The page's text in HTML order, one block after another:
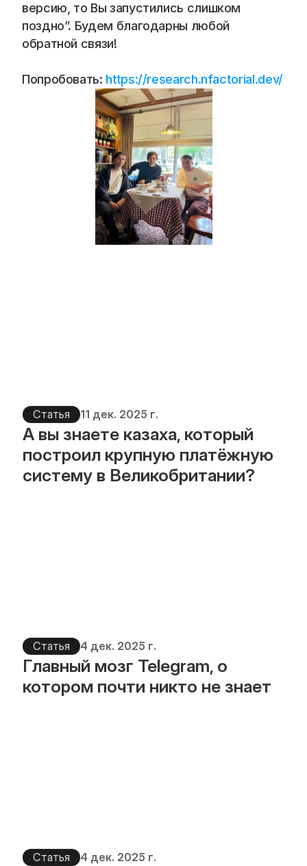
версию, то Вы запустились слишком
поздно”. Будем благодарны любой
обратной связи!
Попробовать: https://research.nfactorial.dev/
Статья 11 дек. 2025 г.
А вы знаете казаха, который
построил крупную платёжную
систему в Великобритании?
Статья 4 дек. 2025 г.
Главный мозг Telegram, о
котором почти никто не знает
Статья 4 дек. 2025 г.